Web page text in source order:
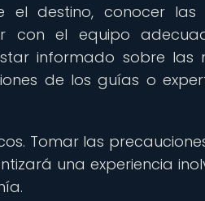
el destino, conocer las
con el equipo
informado sobre las
de los guías o
Tomar las
una experiencia